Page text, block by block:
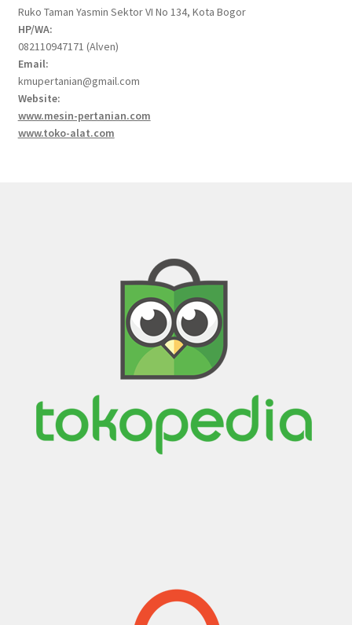
Ruko Taman Yasmin Sektor VI No 134, Kota Bogor
HP/WA:
082110947171 (Alven)
Email:
kmupertanian@gmail.com
Website:
www.mesin-pertanian.com
www.toko-alat.com